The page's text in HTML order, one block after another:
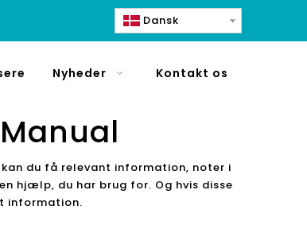
Dansk
Nyheder Kontakt os
du få relevant information, noter i
hjælp, du har brug for. Og hvis disse
information.